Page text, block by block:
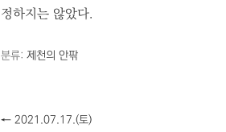
정하지는 않았다.
분류: 제천의 안팎
←2021.07.17.(토)